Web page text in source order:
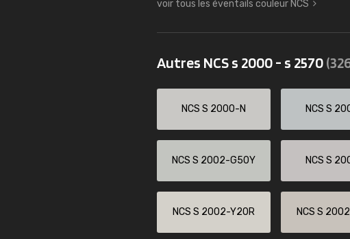
voir tous les éventails couleur NCS
Autres NCS s 2000 - s 2570
NCS S 2000-N NCS S
NCS S 2002-G50Y NCS S
NCS S 2002-Y20R NCS S